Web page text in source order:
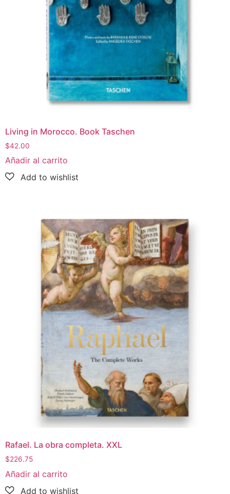
Living in Morocco. Book Taschen
$42.00
Añadir al carrito
Rafael. La obra completa. XXL
$226.75
Añadir al carrito